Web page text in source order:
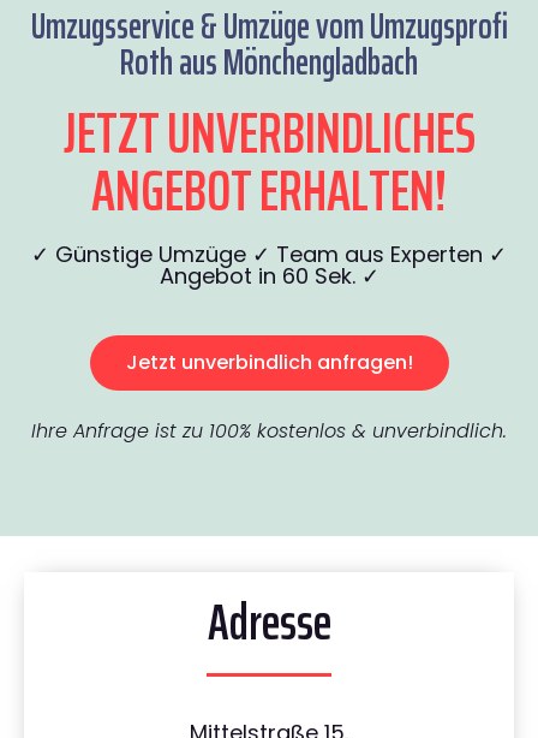
Umzugsservice & Umzüge vom Umzugsprofi
Roth aus Mönchengladbach
JETZT UNVERBINDLICHES
ANGEBOT ERHALTEN!
✓ Günstige Umzüge ✓ Team aus Experten ✓
Angebot in 60 Sek. ✓
Jetzt unverbindlich anfragen!
Ihre Anfrage ist zu 100% kostenlos & unverbindlich.
Adresse